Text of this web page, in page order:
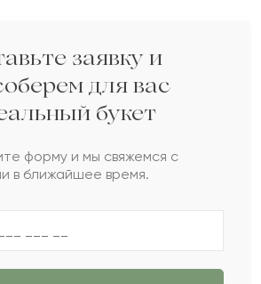
2022-03-19
заявку и
для вас
букет
форму и мы свяжемся с
в ближайшее время.